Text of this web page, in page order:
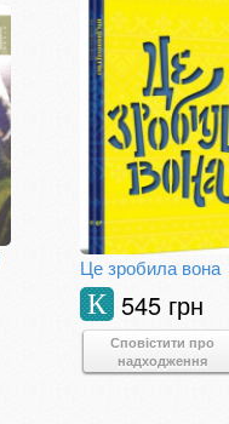
Це зробила вона
545 грн
К
Сповістити про
надходження